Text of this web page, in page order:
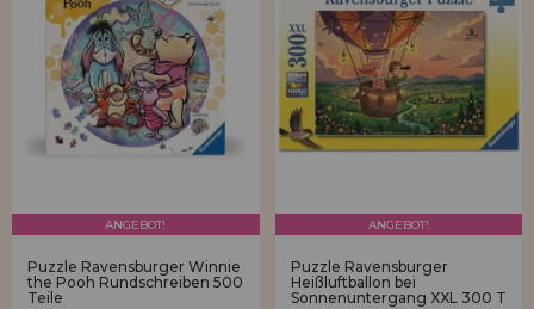
ANGEBOT!
Puzzle Ravensburger Winnie
the Pooh Rundschreiben 500
Teile
ANGEBOT!
Puzzle Ravensburger
Heißluftballon bei
Sonnenuntergang XXL 300 T